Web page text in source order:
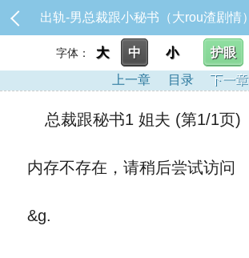
字体： 大 中 小 护眼
上一章
目录 下一章
总裁跟秘书1 姐夫 (第1/1页)
内存不存在，请稍后尝试访问
&g.